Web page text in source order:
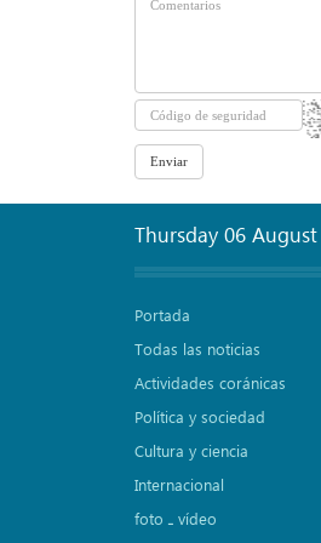
Thursday 06
Portada
Todas las noticias
Actividades coránicas
Política y sociedad
Cultura y ciencia
Internacional
foto ـ vídeo